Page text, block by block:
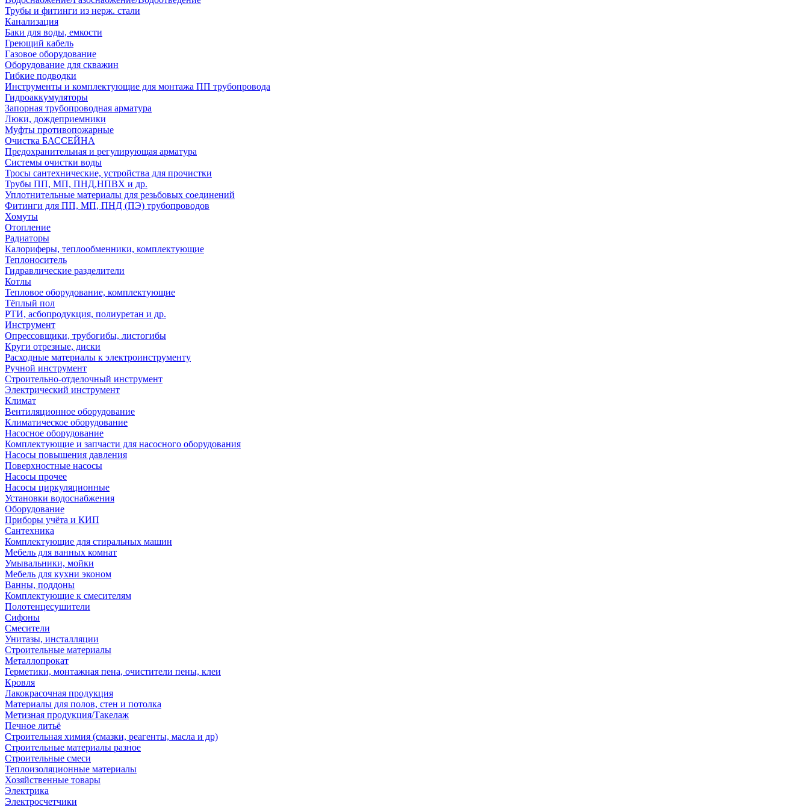
Трубы и фитинги из нерж. стали
Канализация
Баки для воды, емкости
Греющий кабель
Газовое оборудование
Оборудование для скважин
Гибкие подводки
Инструменты и комплектующие для монтажа ПП трубопровода
Гидроаккумуляторы
Запорная трубопроводная арматура
Люки, дождеприемники
Муфты противопожарные
Очистка БАССЕЙНА
Предохранительная и регулирующая арматура
Системы очистки воды
Тросы сантехнические, устройства для прочистки
Трубы ПП, МП, ПНД,НПВХ и др.
Уплотнительные материалы для резьбовых соединений
Фитинги для ПП, МП, ПНД (ПЭ) трубопроводов
Хомуты
Отопление
Радиаторы
Калориферы, теплообменники, комплектующие
Теплоноситель
Гидравлические разделители
Котлы
Тепловое оборудование, комплектующие
Тёплый пол
РТИ, асбопродукция, полиуретан и др.
Инструмент
Опрессовщики, трубогибы, листогибы
Круги отрезные, диски
Расходные материалы к электроинструменту
Ручной инструмент
Строительно-отделочный инструмент
Электрический инструмент
Климат
Вентиляционное оборудование
Климатическое оборудование
Насосное оборудование
Комплектующие и запчасти для насосного оборудования
Насосы повышения давления
Поверхностные насосы
Насосы прочее
Насосы циркуляционные
Установки водоснабжения
Оборудование
Приборы учёта и КИП
Сантехника
Комплектующие для стиральных машин
Мебель для ванных комнат
Умывальники, мойки
Мебель для кухни эконом
Ванны, поддоны
Комплектующие к смесителям
Полотенцесушители
Сифоны
Смесители
Унитазы, инсталляции
Строительные материалы
Металлопрокат
Герметики, монтажная пена, очистители пены, клеи
Кровля
Лакокрасочная продукция
Материалы для полов, стен и потолка
Метизная продукция/Такелаж
Печное литьё
Строительная химия (смазки, реагенты, масла и др)
Строительные материалы разное
Строительные смеси
Теплоизоляционные материалы
Хозяйственные товары
Электрика
Электросчетчики